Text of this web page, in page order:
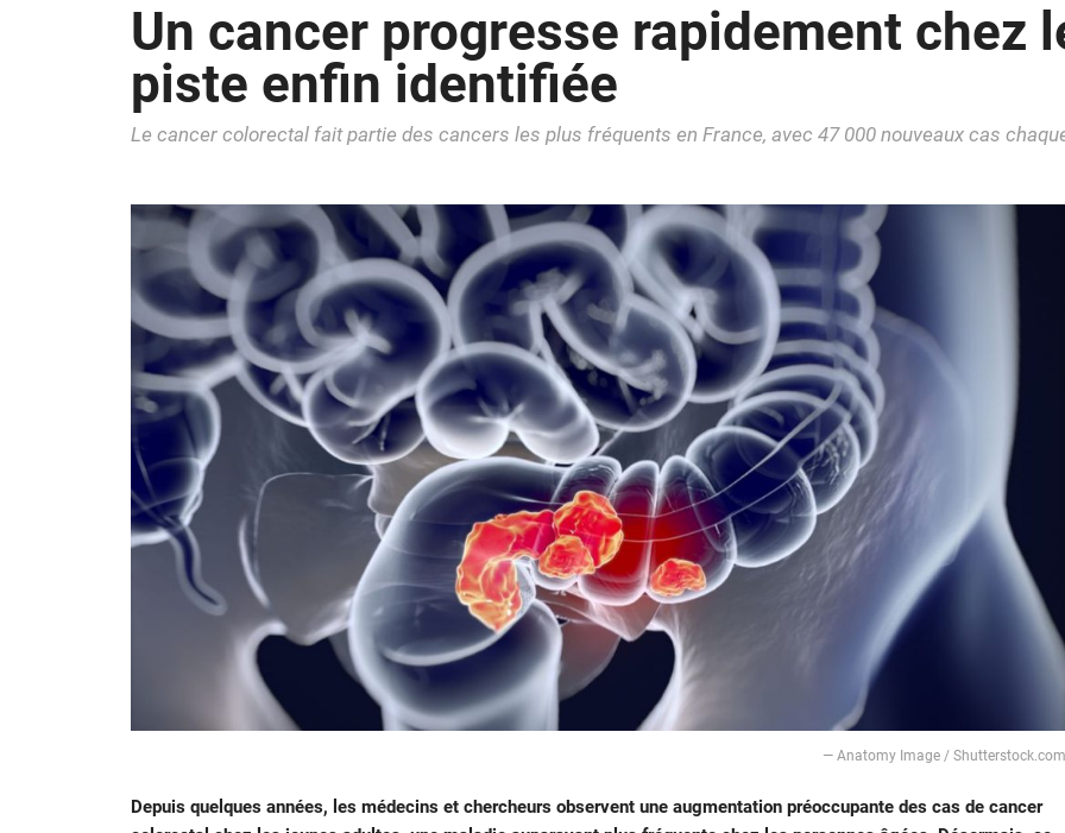
Un cancer progresse rapidement chez
piste enfin identifiée
Le cancer colorectal fait partie des cancers les plus fréquents en France, avec 47 000 nouveaux cas
— Anatomy Image / Shutterstock.com
Depuis quelques années, les médecins et chercheurs observent une augmentation préoccupante des cas de cancer